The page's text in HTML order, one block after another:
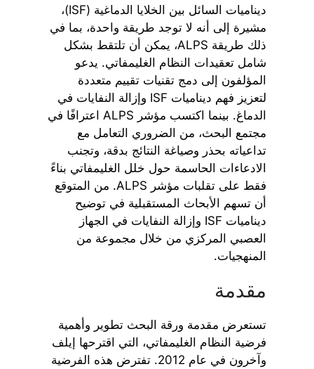
ديناميات السائل بين الخلايا الدماغية (ISF)،
مشيرة إلى أنه لا توجد طريقة واحدة، بما في
ذلك طريقة ALPS، يمكن أن تلتقط بشكل
شامل تعقيدات النظام الغليمفاتي. يدعو
المؤلفون إلى دمج تقنيات تقييم متعددة
لتعزيز فهم ديناميات ISF وإزالة النفايات في
الدماغ. بينما اكتسب مؤشر ALPS اعترافًا في
مجتمع البحث، من الضروري التعامل مع
تداعياته بحذر وصياغة النتائج بدقة، وتجنب
الادعاءات الحاسمة حول خلل الغليمفاتي بناءً
فقط على تقلبات مؤشر ALPS. من المتوقع
أن تسهم الأبحاث المستقبلية في توضيح
ديناميات ISF وإزالة النفايات في الجهاز
العصبي المركزي من خلال مجموعة من
المنهجيات.
مقدمة
تستعرض مقدمة ورقة البحث تطوير وأهمية
فرضية النظام الغليمفاتي، التي اقترحها إيلف
وآخرون في عام 2012. تفترض هذه الفرضية